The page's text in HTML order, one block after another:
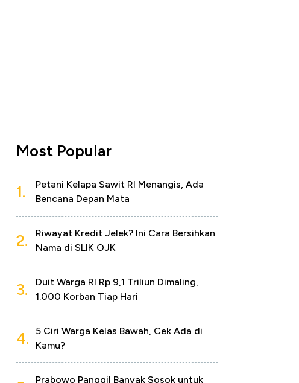
Most Popular
1.
Petani Kelapa Sawit RI Menangis, Ada
Bencana Depan Mata
2.
Riwayat Kredit Jelek? Ini Cara Bersihkan
Nama di SLIK OJK
3.
Duit Warga RI Rp 9,1 Triliun Dimaling,
1.000 Korban Tiap Hari
4.
5 Ciri Warga Kelas Bawah, Cek Ada di
Kamu?
Prabowo Panggil Banyak Sosok untuk